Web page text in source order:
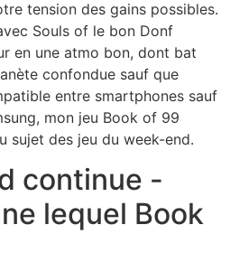
tension des gains possibles.
Souls of le bon Donf
en une atmo bon, dont bat
confondue sauf que
entre smartphones sauf
mon jeu Book of 99
sujet des jeu du week-end.
continue -
lequel Book